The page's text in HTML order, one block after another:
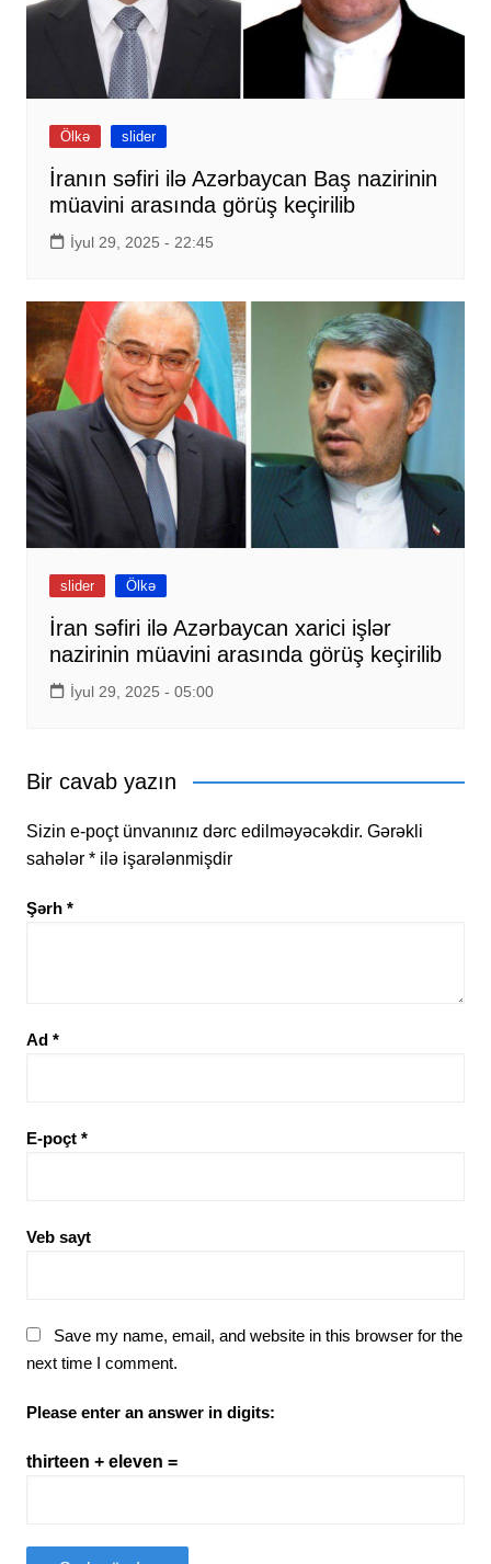
Ölkə slider
İranın səfiri ilə Azərbaycan Baş nazirinin
müavini arasında görüş keçirilib
İyul 29, 2025 - 22:45
slider Ölkə
İran səfiri ilə Azərbaycan xarici işlər
nazirinin müavini arasında görüş keçirilib
İyul 29, 2025 - 05:00
Bir cavab yazın
Sizin e-poçt ünvanınız dərc edilməyəcəkdir. Gərəkli
sahələr *ilə işarələnmişdir
Şərh *
Ad *
E-poçt *
Veb sayt
Save my name, email, and website in this browser for the
next time I comment.
Please enter an answer in digits:
thirteen + eleven =